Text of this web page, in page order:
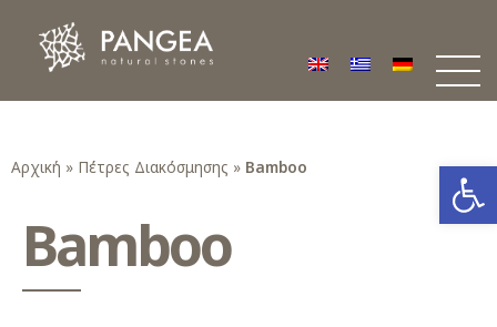
Αρχική » Πέτρες Διακόσμησης » Bamboo
Bamboo